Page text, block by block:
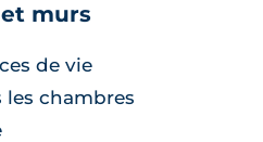
3 points.
murs
de vie
les chambres